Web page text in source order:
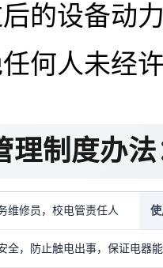
的设备动
何人未经
理制度办
维修员，校电管责任人
全，防止触电出事，保证电器